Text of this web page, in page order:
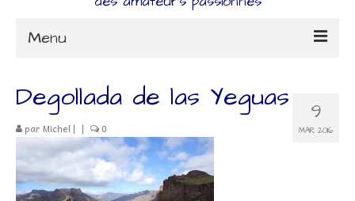
Menu
L’association
Espace Adhérents
Organisation
9
MAR 2016
Degollada de las Yeguas
par Michel | | 0